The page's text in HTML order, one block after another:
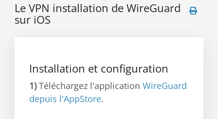
Le VPN installation de WireGuard
sur iOS
Installation et configuration
1)Téléchargez l'application WireGuard
depuis l'AppStore.